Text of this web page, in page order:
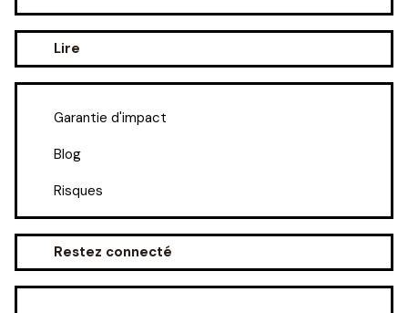
Lire
Garantie d'impact
Blog
Risques
Restez connecté